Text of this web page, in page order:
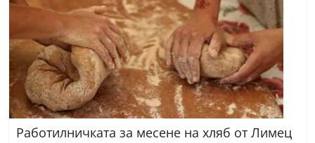
Работилничката за месене на хляб от Лимец